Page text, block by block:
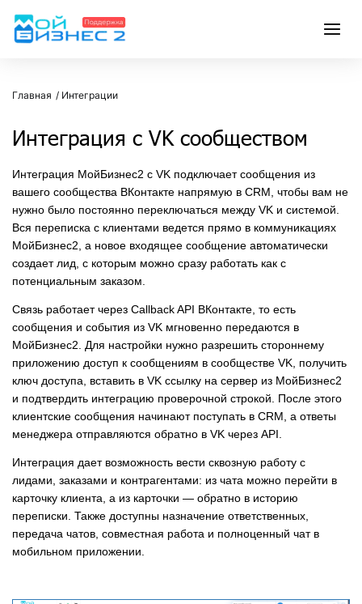
Главная Интеграции
Интеграция с VK сообществом
Интеграция МойБизнес2 с VK подключает сообщения из
вашего сообщества ВКонтакте напрямую в CRM, чтобы вам не
нужно было постоянно переключаться между VK и системой.
Вся переписка с клиентами ведется прямо в коммуникациях
МойБизнес2, а новое входящее сообщение автоматически
создает лид, с которым можно сразу работать как с
потенциальным заказом.
Связь работает через Callback API ВКонтакте, то есть
сообщения и события из VK мгновенно передаются в
МойБизнес2. Для настройки нужно разрешить стороннему
приложению доступ к сообщениям в сообществе VK, получить
ключ доступа, вставить в VK ссылку на сервер из МойБизнес2
и подтвердить интеграцию проверочной строкой. После этого
клиентские сообщения начинают поступать в CRM, а ответы
менеджера отправляются обратно в VK через API.
Интеграция дает возможность вести сквозную работу с
лидами, заказами и контрагентами: из чата можно перейти в
карточку клиента, а из карточки — обратно в историю
переписки. Также доступны назначение ответственных,
передача чатов, совместная работа и полноценный чат в
мобильном приложении.